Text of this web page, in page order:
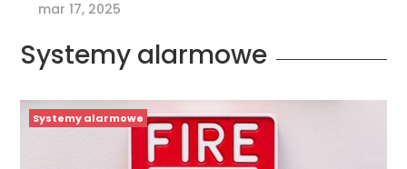
mar 17, 2025
Systemy alarmowe
Systemy alarmowe